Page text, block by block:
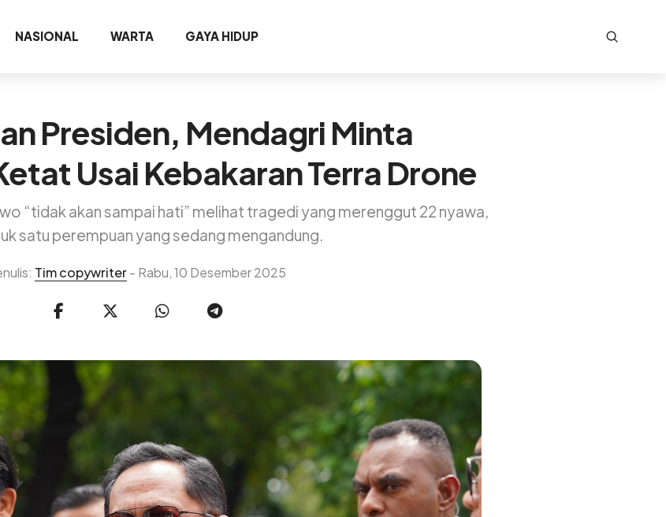
NASIONAL WARTA GAYA HIDUP
Presiden, Mendagri Minta
Usai Kebakaran Terra Drone
“tidak akan sampai hati” melihat tragedi yang merenggut 22 nyawa,
satu perempuan yang sedang mengandung.
Tim copywriter- Rabu, 10 Desember 2025